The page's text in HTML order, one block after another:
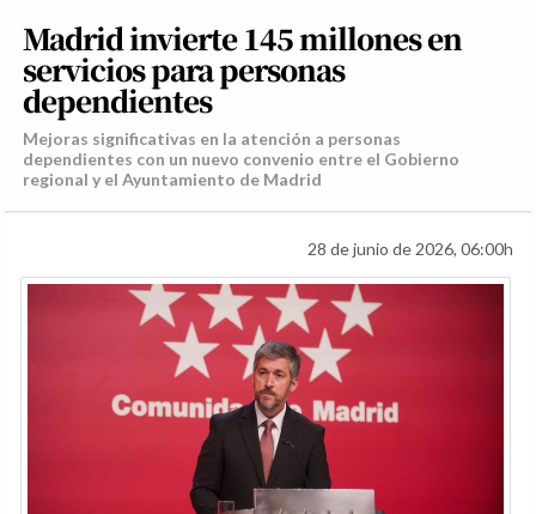
Madrid invierte 145 millones en
servicios para personas
dependientes
Mejoras significativas en la atención a personas
dependientes con un nuevo convenio entre el Gobierno
regional y el Ayuntamiento de Madrid
28 de junio de 2026, 06:00h